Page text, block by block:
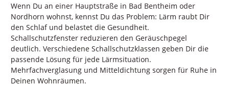
Wenn Du an einer Hauptstraße in Bad Bentheim oder
Nordhorn wohnst, kennst Du das Problem: Lärm raubt Dir
den Schlaf und belastet die Gesundheit.
Schallschutzfenster reduzieren den Geräuschpegel
deutlich. Verschiedene Schallschutzklassen geben Dir die
passende Lösung für jede Lärmsituation.
Mehrfachverglasung und Mitteldichtung sorgen für Ruhe in
Deinen Wohnräumen.